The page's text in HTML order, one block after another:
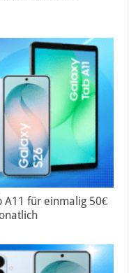
A11 für einmalig 50€